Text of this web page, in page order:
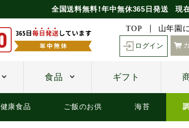
全国送料無料！年中無休365日発送 現
TOP 山年園
ログイン
食品 ギフト
健康食品 ご飯のお供 海苔